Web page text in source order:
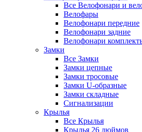
Все Велофонари и
Велофары
Велофонари передние
Велофонари задние
Велофонари
Замки
Все Замки
Замки цепные
Замки тросовые
Замки U-образные
Замки складные
Сигнализации
Крылья
Все Крылья
Крылья 26 дюймов